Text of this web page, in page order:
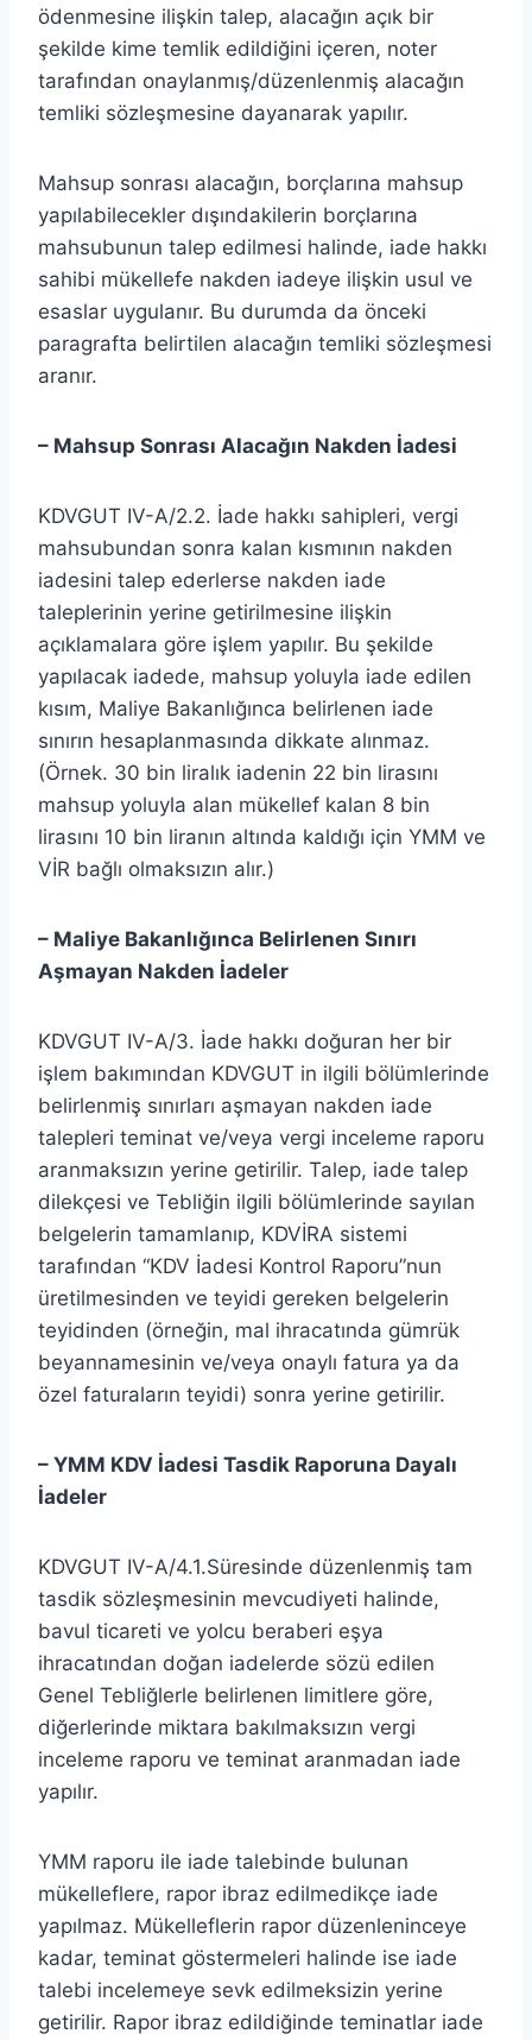
ödenmesine ilişkin talep, alacağın açık bir
şekilde kime temlik edildiğini içeren, noter
tarafından onaylanmış/düzenlenmiş alacağın
temliki sözleşmesine dayanarak yapılır.
Mahsup sonrası alacağın, borçlarına mahsup
yapılabilecekler dışındakilerin borçlarına
mahsubunun talep edilmesi halinde, iade hakkı
sahibi mükellefe nakden iadeye ilişkin usul ve
esaslar uygulanır. Bu durumda da önceki
paragrafta belirtilen alacağın temliki sözleşmesi
aranır.
– Mahsup Sonrası Alacağın Nakden İadesi
KDVGUT IV-A/2.2. İade hakkı sahipleri, vergi
mahsubundan sonra kalan kısmının nakden
iadesini talep ederlerse nakden iade
taleplerinin yerine getirilmesine ilişkin
açıklamalara göre işlem yapılır. Bu şekilde
yapılacak iadede, mahsup yoluyla iade edilen
kısım, Maliye Bakanlığınca belirlenen iade
sınırın hesaplanmasında dikkate alınmaz.
(Örnek. 30 bin liralık iadenin 22 bin lirasını
mahsup yoluyla alan mükellef kalan 8 bin
lirasını 10 bin liranın altında kaldığı için YMM ve
VİR bağlı olmaksızın alır.)
– Maliye Bakanlığınca Belirlenen Sınırı
Aşmayan Nakden İadeler
KDVGUT IV-A/3. İade hakkı doğuran her bir
işlem bakımından KDVGUT in ilgili bölümlerinde
belirlenmiş sınırları aşmayan nakden iade
talepleri teminat ve/veya vergi inceleme raporu
aranmaksızın yerine getirilir. Talep, iade talep
dilekçesi ve Tebliğin ilgili bölümlerinde sayılan
belgelerin tamamlanıp, KDVİRA sistemi
tarafından “KDV İadesi Kontrol Raporu”nun
üretilmesinden ve teyidi gereken belgelerin
teyidinden (örneğin, mal ihracatında gümrük
beyannamesinin ve/veya onaylı fatura ya da
özel faturaların teyidi) sonra yerine getirilir.
– YMM KDV İadesi Tasdik Raporuna Dayalı
İadeler
KDVGUT IV-A/4.1.Süresinde düzenlenmiş tam
tasdik sözleşmesinin mevcudiyeti halinde,
bavul ticareti ve yolcu beraberi eşya
ihracatından doğan iadelerde sözü edilen
Genel Tebliğlerle belirlenen limitlere göre,
diğerlerinde miktara bakılmaksızın vergi
inceleme raporu ve teminat aranmadan iade
yapılır.
YMM raporu ile iade talebinde bulunan
mükelleflere, rapor ibraz edilmedikçe iade
yapılmaz. Mükelleflerin rapor düzenleninceye
kadar, teminat göstermeleri halinde ise iade
talebi incelemeye sevk edilmeksizin yerine
getirilir. Rapor ibraz edildiğinde teminatlar iade